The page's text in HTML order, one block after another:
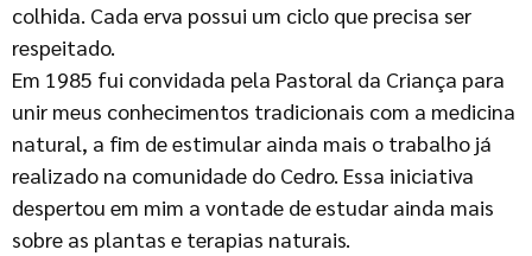
colhida. Cada erva possui um ciclo que precisa ser
respeitado.
Em 1985 fui convidada pela Pastoral da Criança para
unir meus conhecimentos tradicionais com a medicina
natural, a fim de estimular ainda mais o trabalho já
realizado na comunidade do Cedro. Essa iniciativa
despertou em mim a vontade de estudar ainda mais
sobre as plantas e terapias naturais.